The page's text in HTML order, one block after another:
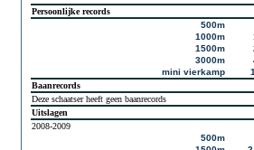
Persoonlijke records
500m
1000m
1500m
3000m
mini vierkamp
Baanrecords
Deze schaatser heeft geen baanrecords
Uitslagen
2008-2009
500m